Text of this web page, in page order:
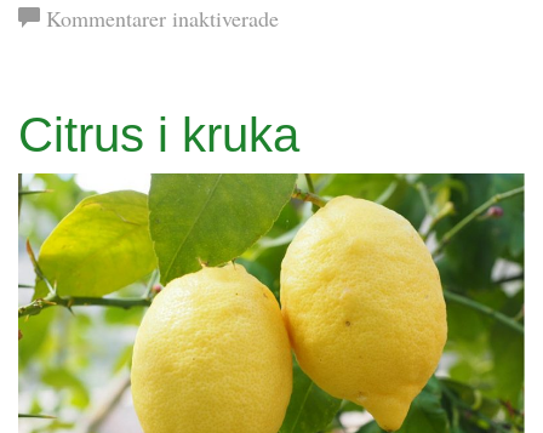
Kommentarer inaktiveradeför
Citrus i kruka